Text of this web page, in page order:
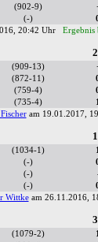
(902-9)
(-)
20:42 Uhr Ergebnis
(909-13)
(872-11)
(759-4)
(735-4)
am 19.01.2017,
(1034-1)
(-)
(-)
(-)
Wittkeam 26.11.2016,
(1079-2)